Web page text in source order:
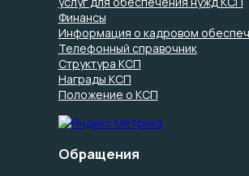
Финансы
Информация о кадровом
Телефонный справочник
Структура КСП
Награды КСП
Положение о КСП
Обращения